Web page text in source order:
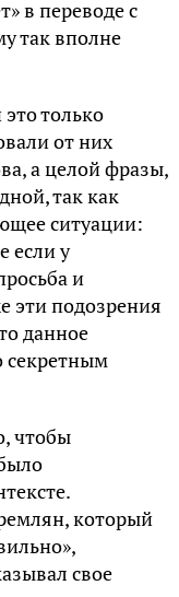
в переводе с
так вполне
только
от них
а целой фразы,
так как
ситуации:
если у
и
эти подозрения
данное
секретным
чтобы
который
свое